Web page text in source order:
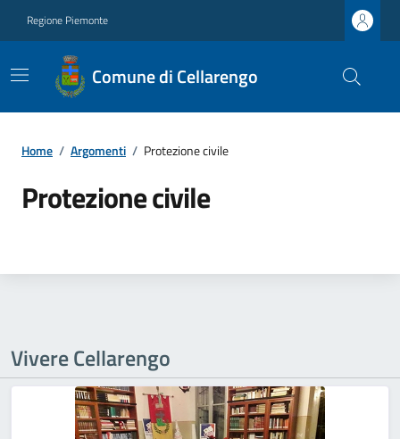
Regione Piemonte
Comune di Cellarengo
Home / Argomenti / Protezione civile
Protezione civile
Vivere Cellarengo